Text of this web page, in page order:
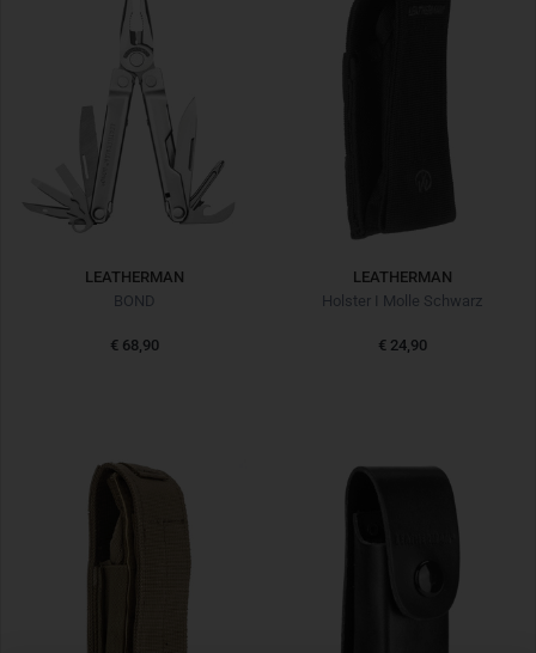
LEATHERMAN
BOND
€ 68,90
LEATHERMAN
Holster I Molle Schwarz
€ 24,90